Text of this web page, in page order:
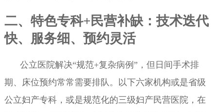
二、特色专科+民营补缺：技术迭代
快、服务细、预约灵活
公立医院解决“规范+复杂病例”，但日间手术排
期、床位预约常常需要排队。以下六家机构或是省级
公立妇产专科，或是规范化的三级妇产民营医院，在